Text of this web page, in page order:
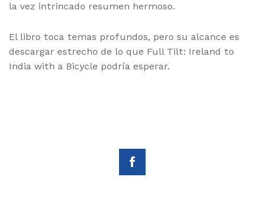
la vez intrincado resumen hermoso.
El libro toca temas profundos, pero su alcance es
descargar estrecho de lo que Full Tilt: Ireland to
India with a Bicycle podría esperar.